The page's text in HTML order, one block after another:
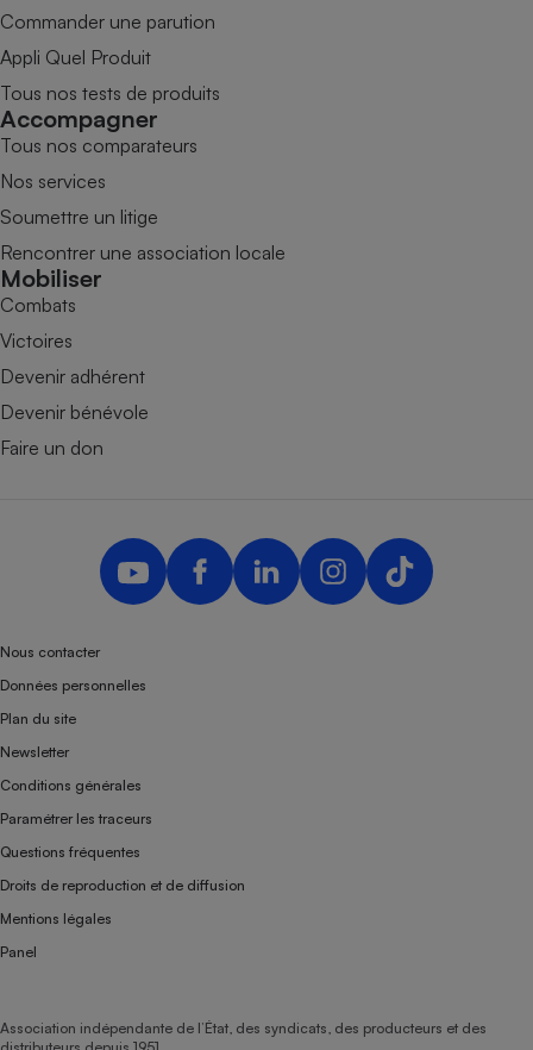
Commander une parution
Appli Quel Produit
Tous nos tests de produits
Accompagner
Tous nos comparateurs
Nos services
Soumettre un litige
Rencontrer une association locale
Mobiliser
Combats
Victoires
Devenir adhérent
Devenir bénévole
Faire un don
Nous contacter
Données personnelles
Plan du site
Newsletter
Conditions générales
Paramétrer les traceurs
Questions fréquentes
Droits de reproduction et de diffusion
Mentions légales
Panel
Association indépendante de l’État, des syndicats, des producteurs et des